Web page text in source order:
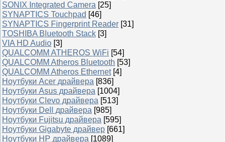
SONIX Integrated Camera [25]
SYNAPTICS Touchpad [46]
SYNAPTICS Fingerprint Reader [31]
TOSHIBA Bluetooth Stack [3]
VIA HD Audio [3]
QUALCOMM ATHEROS WiFi [54]
QUALCOMM Atheros Bluetooth [53]
QUALCOMM Atheros Ethernet [4]
Ноутбуки Acer драйвера [836]
Ноутбуки Asus драйвера [1004]
Ноутбуки Clevo драйвера [513]
Ноутбуки Dell драйвера [985]
Ноутбуки Fujitsu драйвера [595]
Ноутбуки Gigabyte драйвер [661]
Ноутбуки HP драйвера [1089]